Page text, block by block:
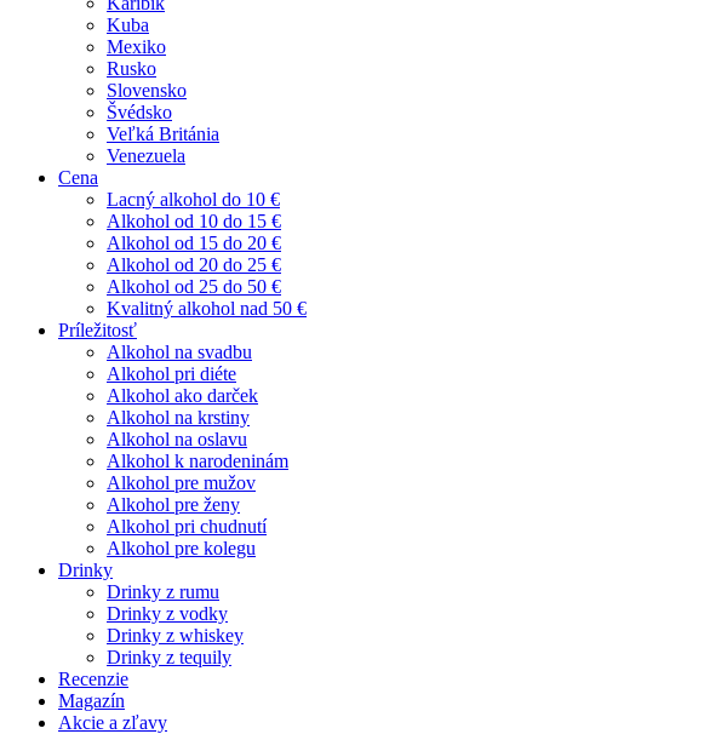
Kuba
Mexiko
Rusko
Slovensko
Švédsko
Veľká Británia
Venezuela
Cena
Lacný alkohol do 10 €
Alkohol od 10 do 15 €
Alkohol od 15 do 20 €
Alkohol od 20 do 25 €
Alkohol od 25 do 50 €
Kvalitný alkohol nad 50 €
Príležitosť
Alkohol na svadbu
Alkohol pri diéte
Alkohol ako darček
Alkohol na krstiny
Alkohol na oslavu
Alkohol k narodeninám
Alkohol pre mužov
Alkohol pre ženy
Alkohol pri chudnutí
Alkohol pre kolegu
Drinky
Drinky z rumu
Drinky z vodky
Drinky z whiskey
Drinky z tequily
Recenzie
Magazín
Akcie a zľavy